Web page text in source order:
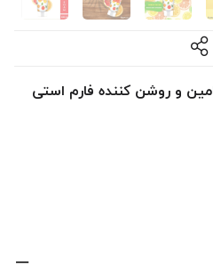
و روشن کننده فارم استی